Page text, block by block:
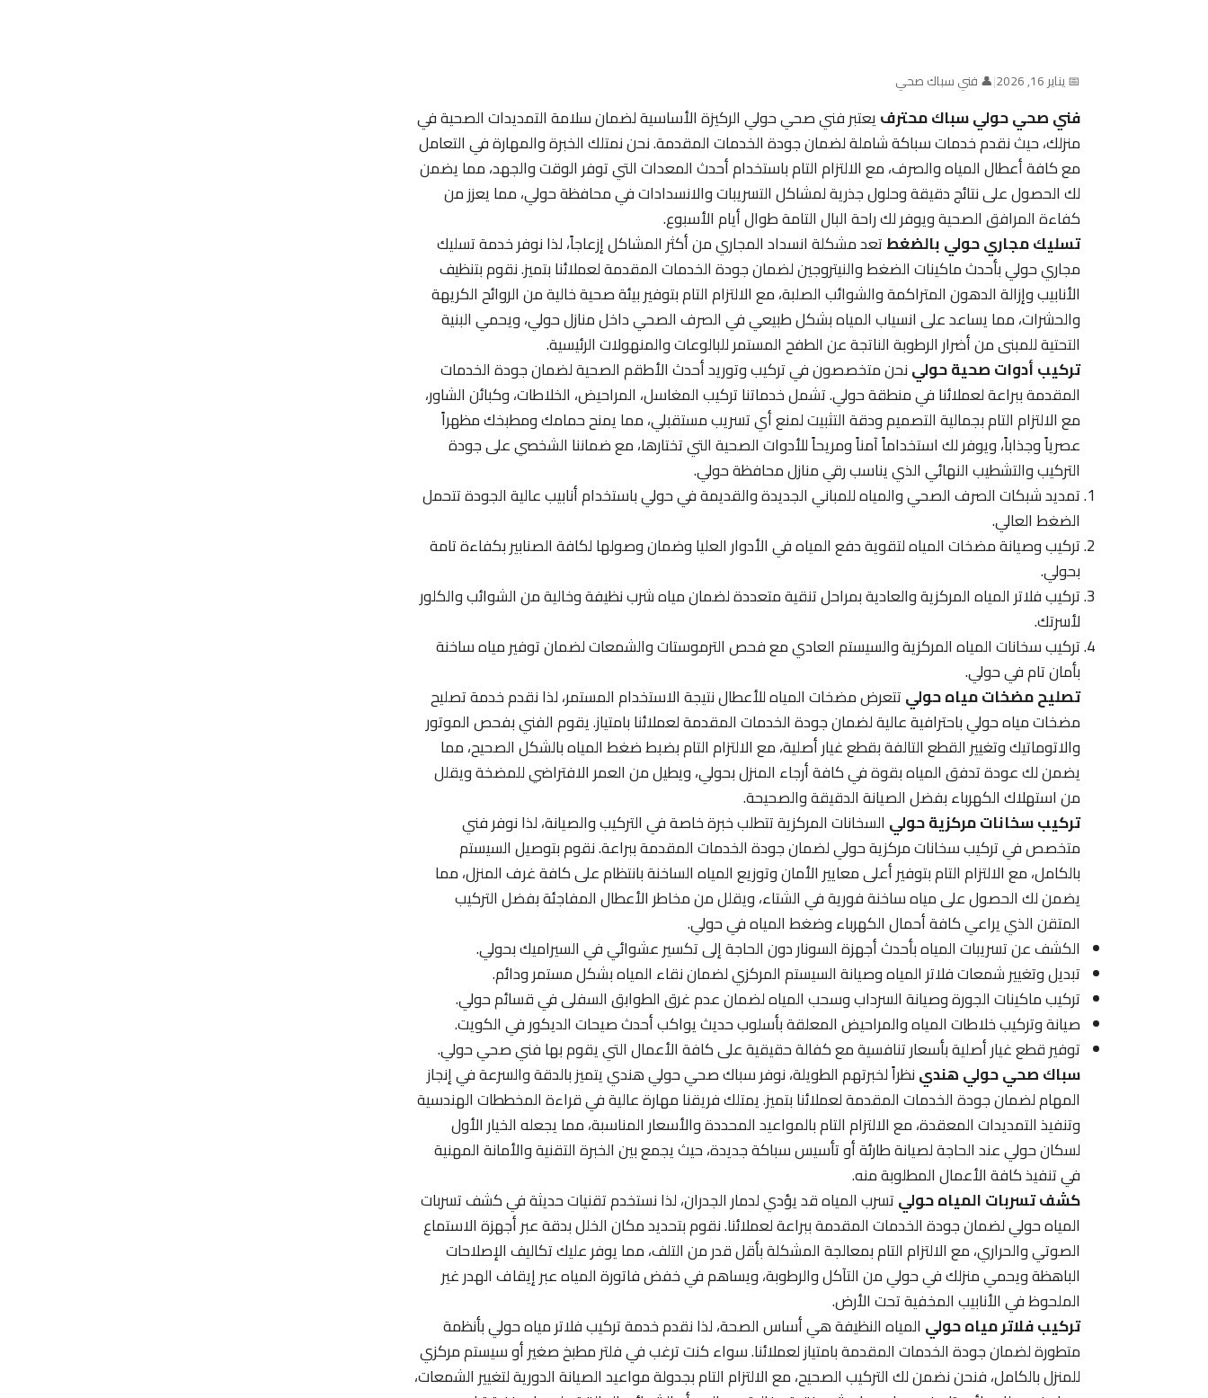
📅 يناير 16, 2026 |👤 فني سباك صحي
فني صحي حولي سباك محترفيعتبر فني صحي حولي الركيزة الأساسية لضمان سلامة التمديدات الصحية في
منزلك، حيث نقدم خدمات سباكة شاملة لضمان جودة الخدمات المقدمة. نحن نمتلك الخبرة والمهارة في التعامل
مع كافة أعطال المياه والصرف، مع الالتزام التام باستخدام أحدث المعدات التي توفر الوقت والجهد، مما يضمن
لك الحصول على نتائج دقيقة وحلول جذرية لمشاكل التسريبات والانسدادات في محافظة حولي، مما يعزز من
كفاءة المرافق الصحية ويوفر لك راحة البال التامة طوال أيام الأسبوع.
تسليك مجاري حولي بالضغطتعد مشكلة انسداد المجاري من أكثر المشاكل إزعاجاً، لذا نوفر خدمة تسليك
مجاري حولي بأحدث ماكينات الضغط والنيتروجين لضمان جودة الخدمات المقدمة لعملائنا بتميز. نقوم بتنظيف
الأنابيب وإزالة الدهون المتراكمة والشوائب الصلبة، مع الالتزام التام بتوفير بيئة صحية خالية من الروائح الكريهة
والحشرات، مما يساعد على انسياب المياه بشكل طبيعي في الصرف الصحي داخل منازل حولي، ويحمي البنية
التحتية للمبنى من أضرار الرطوبة الناتجة عن الطفح المستمر للبالوعات والمنهولات الرئيسية.
تركيب أدوات صحية حولينحن متخصصون في تركيب وتوريد أحدث الأطقم الصحية لضمان جودة الخدمات
المقدمة ببراعة لعملائنا في منطقة حولي. تشمل خدماتنا تركيب المغاسل، المراحيض، الخلاطات، وكبائن الشاور،
مع الالتزام التام بجمالية التصميم ودقة التثبيت لمنع أي تسريب مستقبلي، مما يمنح حمامك ومطبخك مظهراً
عصرياً وجذاباً، ويوفر لك استخداماً آمناً ومريحاً للأدوات الصحية التي تختارها، مع ضماننا الشخصي على جودة
التركيب والتشطيب النهائي الذي يناسب رقي منازل محافظة حولي.
تمديد شبكات الصرف الصحي والمياه للمباني الجديدة والقديمة في حولي باستخدام أنابيب عالية الجودة تتحمل
الضغط العالي.
تركيب وصيانة مضخات المياه لتقوية دفع المياه في الأدوار العليا وضمان وصولها لكافة الصنابير بكفاءة تامة
بحولي.
تركيب فلاتر المياه المركزية والعادية بمراحل تنقية متعددة لضمان مياه شرب نظيفة وخالية من الشوائب والكلور
لأسرتك.
تركيب سخانات المياه المركزية والسيستم العادي مع فحص الترموستات والشمعات لضمان توفير مياه ساخنة
بأمان تام في حولي.
تصليح مضخات مياه حوليتتعرض مضخات المياه للأعطال نتيجة الاستخدام المستمر، لذا نقدم خدمة تصليح
مضخات مياه حولي باحترافية عالية لضمان جودة الخدمات المقدمة لعملائنا بامتياز. يقوم الفني بفحص الموتور
والاتوماتيك وتغيير القطع التالفة بقطع غيار أصلية، مع الالتزام التام بضبط ضغط المياه بالشكل الصحيح، مما
يضمن لك عودة تدفق المياه بقوة في كافة أرجاء المنزل بحولي، ويطيل من العمر الافتراضي للمضخة ويقلل
من استهلاك الكهرباء بفضل الصيانة الدقيقة والصحيحة.
تركيب سخانات مركزية حولي السخانات المركزية تتطلب خبرة خاصة في التركيب والصيانة، لذا نوفر فني
متخصص في تركيب سخانات مركزية حولي لضمان جودة الخدمات المقدمة ببراعة. نقوم بتوصيل السيستم
بالكامل، مع الالتزام التام بتوفير أعلى معايير الأمان وتوزيع المياه الساخنة بانتظام على كافة غرف المنزل، مما
يضمن لك الحصول على مياه ساخنة فورية في الشتاء، ويقلل من مخاطر الأعطال المفاجئة بفضل التركيب
المتقن الذي يراعي كافة أحمال الكهرباء وضغط المياه في حولي.
الكشف عن تسريبات المياه بأحدث أجهزة السونار دون الحاجة إلى تكسير عشوائي في السيراميك بحولي.
تبديل وتغيير شمعات فلاتر المياه وصيانة السيستم المركزي لضمان نقاء المياه بشكل مستمر ودائم.
تركيب ماكينات الجورة وصيانة السرداب وسحب المياه لضمان عدم غرق الطوابق السفلى في قسائم حولي.
صيانة وتركيب خلاطات المياه والمراحيض المعلقة بأسلوب حديث يواكب أحدث صيحات الديكور في الكويت.
توفير قطع غيار أصلية بأسعار تنافسية مع كفالة حقيقية على كافة الأعمال التي يقوم بها فني صحي حولي.
سباك صحي حولي هندينظراً لخبرتهم الطويلة، نوفر سباك صحي حولي هندي يتميز بالدقة والسرعة في إنجاز
المهام لضمان جودة الخدمات المقدمة لعملائنا بتميز. يمتلك فريقنا مهارة عالية في قراءة المخططات الهندسية
وتنفيذ التمديدات المعقدة، مع الالتزام التام بالمواعيد المحددة والأسعار المناسبة، مما يجعله الخيار الأول
لسكان حولي عند الحاجة لصيانة طارئة أو تأسيس سباكة جديدة، حيث يجمع بين الخبرة التقنية والأمانة المهنية
في تنفيذ كافة الأعمال المطلوبة منه.
كشف تسربات المياه حوليتسرب المياه قد يؤدي لدمار الجدران، لذا نستخدم تقنيات حديثة في كشف تسربات
المياه حولي لضمان جودة الخدمات المقدمة ببراعة لعملائنا. نقوم بتحديد مكان الخلل بدقة عبر أجهزة الاستماع
الصوتي والحراري، مع الالتزام التام بمعالجة المشكلة بأقل قدر من التلف، مما يوفر عليك تكاليف الإصلاحات
الباهظة ويحمي منزلك في حولي من التآكل والرطوبة، ويساهم في خفض فاتورة المياه عبر إيقاف الهدر غير
الملحوظ في الأنابيب المخفية تحت الأرض.
تركيب فلاتر مياه حولي المياه النظيفة هي أساس الصحة، لذا نقدم خدمة تركيب فلاتر مياه حولي بأنظمة
متطورة لضمان جودة الخدمات المقدمة بامتياز لعملائنا. سواء كنت ترغب في فلتر مطبخ صغير أو سيستم مركزي
للمنزل بالكامل، فنحن نضمن لك التركيب الصحيح، مع الالتزام التام بجدولة مواعيد الصيانة الدورية لتغيير الشمعات،